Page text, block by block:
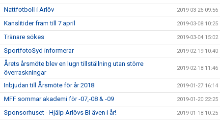
Nattfotboll i Arlöv 2019-03-26 09:56
Kanslitider fram till 7 april 2019-03-08 10:25
Tränare sökes 2019-03-04 15:02
SportfotoSyd informerar 2019-02-19 10:40
Årets årsmöte blev en lugn tillställning utan större
överraskningar
2019-02-18 11:46
Inbjudan till Årsmöte för år 2018 2019-01-27 16:14
MFF sommar akademi för -07,-08 & -09 2019-01-20 22:25
Sponsorhuset - Hjälp Arlövs BI även i år! 2019-01-18 10:25